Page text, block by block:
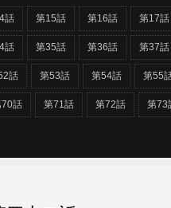
話 第15話 第16話 第17話
話 第35話 第36話 第37話
話 第53話 第54話 第55
70話 第71話 第72話 第73